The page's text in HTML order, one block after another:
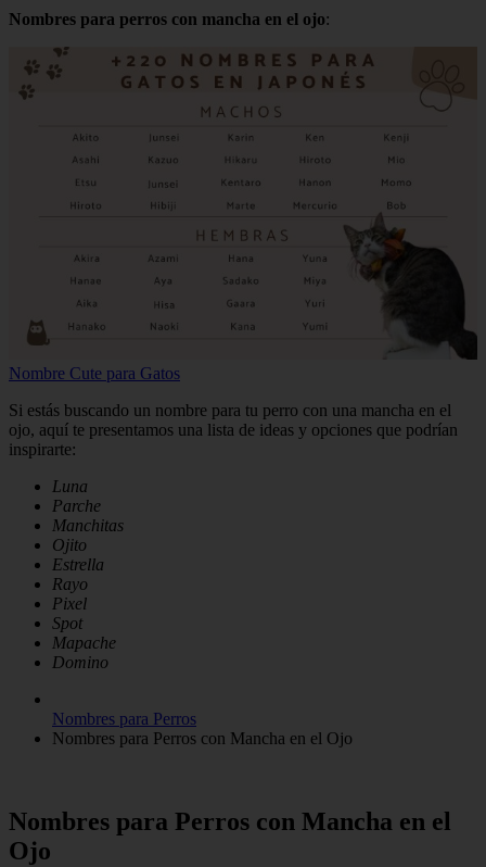
Nombres para perros con mancha en el ojo:
Nombre Cute para Gatos
Si estás buscando un nombre para tu perro con una mancha en el
ojo, aquí te presentamos una lista de ideas y opciones que podrían
inspirarte:
Luna
Parche
Manchitas
Ojito
Estrella
Rayo
Pixel
Spot
Mapache
Domino
Nombres para Perros
Nombres para Perros con Mancha en el Ojo
Nombres para Perros con Mancha en el
Ojo